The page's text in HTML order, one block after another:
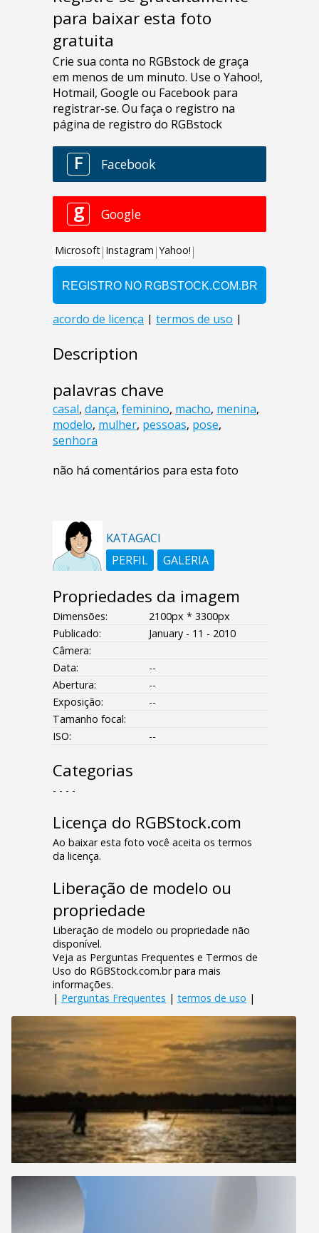
para baixar esta foto
gratuita
Description
palavras chave
casal, dança, feminino, macho, menina,
modelo, mulher, pessoas, pose,
senhora
não há comentários para esta foto
KATAGACI
PERFIL
GALERIA
Propriedades da imagem
Dimensões:
2100px * 3300px
Publicado:
January - 11 - 2010
Câmera:
Data:
--
Abertura:
--
Exposição:
--
Tamanho focal:
ISO:
--
Categorias
- - - -
Licença do RGBStock.com
Ao baixar esta foto você aceita os termos
da licença.
Liberação de modelo ou
propriedade
Liberação de modelo ou propriedade não
disponível.
Veja as Perguntas Frequentes e Termos de
Uso do RGBStock.com.br para mais
informações.
| Perguntas Frequentes | termos de uso |